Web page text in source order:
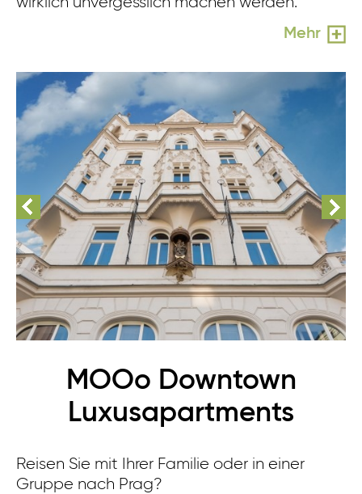
Mehr
MOOo Downtown
Luxusapartments
Reisen Sie mit Ihrer Familie oder in einer
Gruppe nach Prag?